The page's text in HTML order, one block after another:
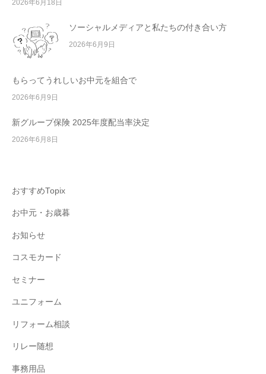
2026年6月18日
ソーシャルメディアと私たちの付き合い方
2026年6月9日
もらってうれしいお中元を組合で
2026年6月9日
新グループ保険 2025年度配当率決定
2026年6月8日
おすすめTopix
お中元・お歳暮
お知らせ
コスモカード
セミナー
ユニフォーム
リフォーム相談
リレー随想
事務用品